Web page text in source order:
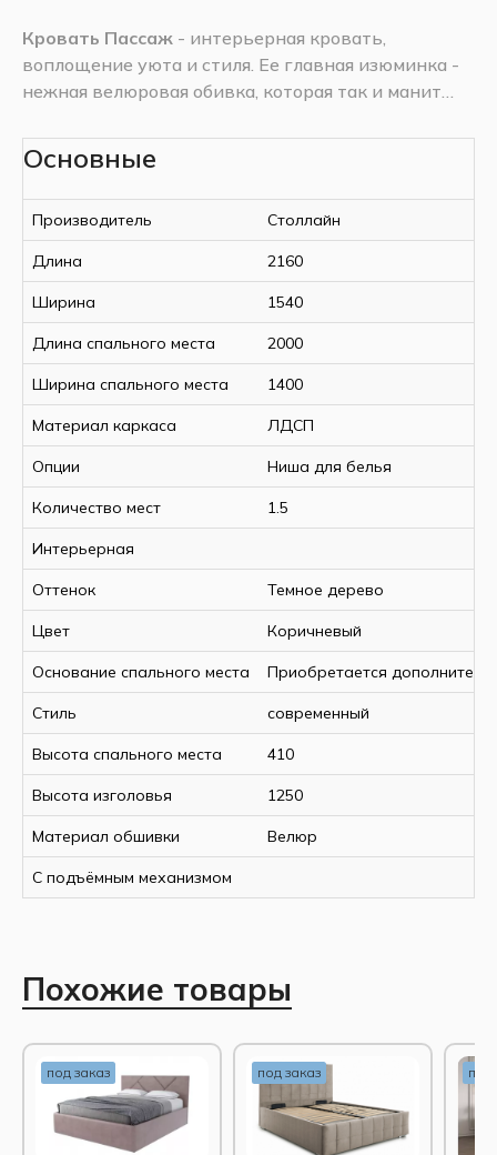
Кровать Пассаж - интерьерная кровать,
воплощение уюта и стиля. Ее главная изюминка -
нежная велюровая обивка, которая так и манит
вашего полного релакса. Кровать Пассаж - это
невероятный комфорт и элегантный дизайн.
Кровать доступна в иных размерах и вариантах
цвета.
По умолчанию в комплекте идет только короб
для кровати. Основание под матрас с
подъемным механизмом приобретается
отдельно.
Матрас в комплект не входит и заказывается
дополнительно.
Тип ткани
(Велюр)
Спецификация:
Ширина, мм
Высота, мм
1250
Длина, мм
Высота кровати без матраса, мм
Основные
Производитель Столлайн
Длина 2160
Ширина 1540
Длина спального места 2000
Ширина спального места 1400
Материал каркаса ЛДСП
Опции Ниша для белья
Количество мест 1.5
Интерьерная
Оттенок Темное дерево
Цвет Коричневый
Основание спального места Приобретается
Стиль современный
Высота спального места 410
Высота изголовья 1250
Материал обшивки Велюр
С подъёмным механизмом
Похожие товары
под заказ под заказ под